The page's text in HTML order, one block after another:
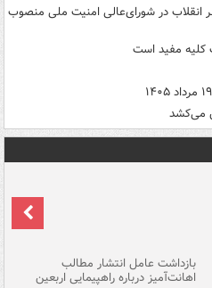
انقلاب در شورای‌عالی امنیت ملی منصوب
کلیه مفید است
می‌کشد
بازداشت عامل انتشار مطالب
اهانت‌آمیز درباره راهپیمایی اربعین